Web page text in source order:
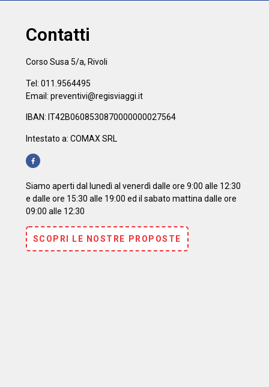
Contatti
Corso Susa 5/a, Rivoli
Tel: 011.9564495
Email: preventivi@regisviaggi.it
IBAN: IT42B0608530870000000027564
Intestato a: COMAX SRL
Siamo aperti dal lunedì al venerdì dalle ore 9:00 alle 12:30
e dalle ore 15:30 alle 19:00 ed il sabato mattina dalle ore
09:00 alle 12:30
SCOPRI LE NOSTRE PROPOSTE